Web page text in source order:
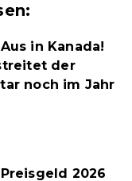
in Kanada!
der
noch im Jahr
2026